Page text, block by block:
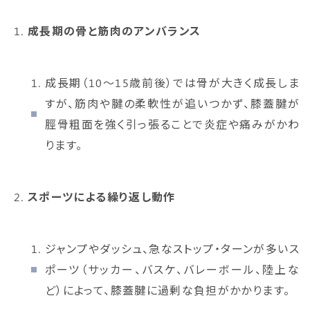
成長期の骨と筋肉のアンバランス
成長期（10〜15歳前後）では骨が大きく成長しま
すが、筋肉や腱の柔軟性が追いつかず、膝蓋腱が
脛骨粗面を強く引っ張ることで炎症や痛みがかわ
ります。
スポーツによる繰り返し動作
ジャンプやダッシュ、急なストップ・ターンが多いス
ポーツ（サッカー、バスケ、バレーボール、陸上な
ど）によって、膝蓋腱に過剰な負担がかかります。